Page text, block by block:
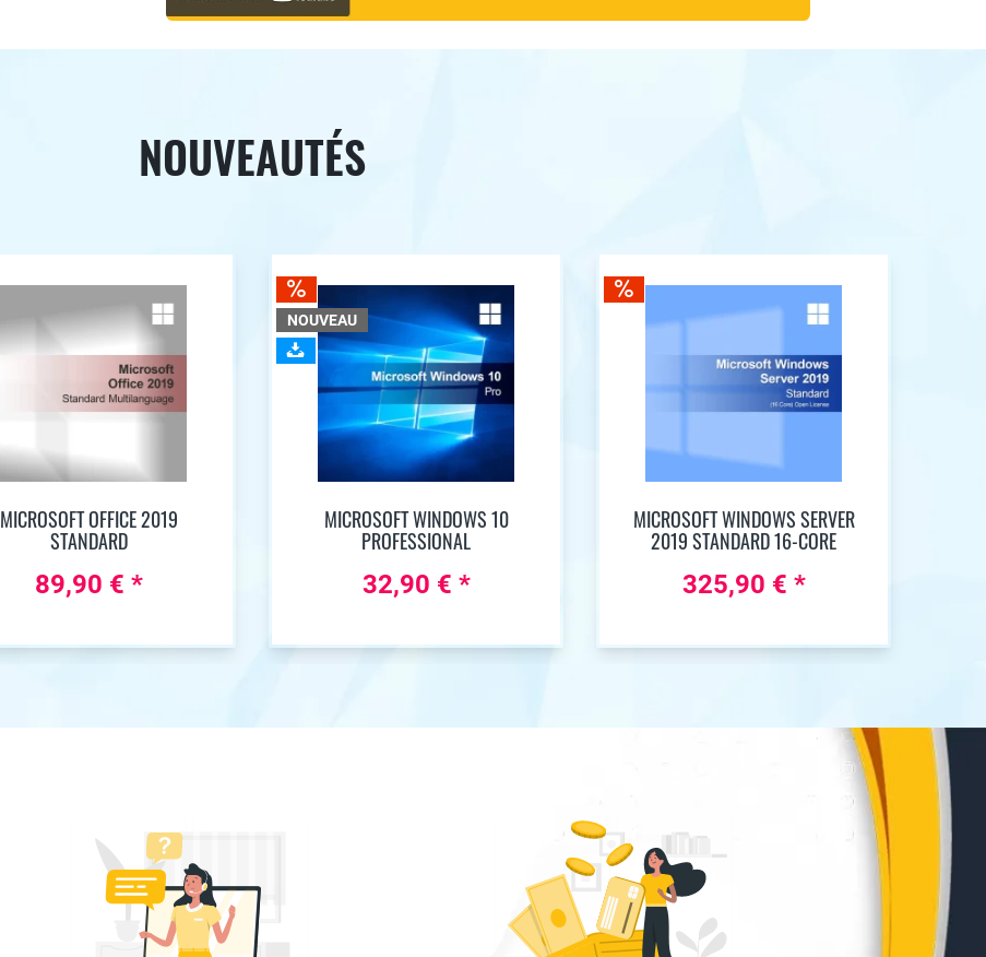
NOUVEAUTÉS
MICROSOFT OFFICE 2019
STANDARD
89,90 € *
NOUVEAU
MICROSOFT WINDOWS 10
PROFESSIONAL
32,90 € *
MICROSOFT WINDOWS SERVER
2019 STANDARD 16-CORE
325,90 € *